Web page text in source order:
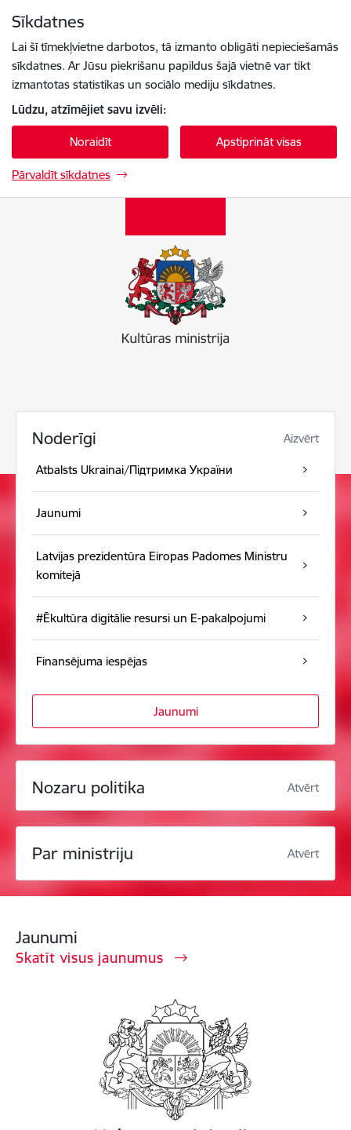
Sīkdatnes
Lai šī tīmekļvietne darbotos, tā izmanto obligāti nepieciešamās
sīkdatnes. Ar Jūsu piekrišanu papildus šajā vietnē var tikt
izmantotas statistikas un sociālo mediju sīkdatnes.
Lūdzu, atzīmējiet savu izvēli:
Noraidīt Apstiprināt visas
Pārvaldīt sīkdatnes
Noderīgi Aizvērt
Atbalsts Ukrainai/Підтримка України
Jaunumi
Latvijas prezidentūra Eiropas Padomes Ministru
komitejā
#Ēkultūra digitālie resursi un E-pakalpojumi
Finansējuma iespējas
Jaunumi
Nozaru politika Atvērt
Par ministriju Atvērt
Jaunumi
Skatīt visus jaunumus